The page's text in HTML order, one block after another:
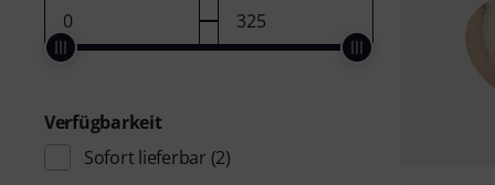
Verfügbarkeit
Sofort lieferbar (2)